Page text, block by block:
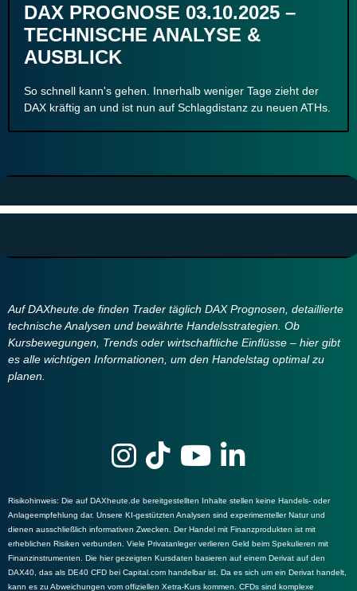
DAX PROGNOSE 03.10.2025 –
TECHNISCHE ANALYSE &
AUSBLICK
So schnell kann's gehen. Innerhalb weniger Tage zieht der
DAX kräftig an und ist nun auf Schlagdistanz zu neuen ATHs.
Auf DAXheute.de finden Trader täglich DAX Prognosen, detaillierte
technische Analysen und bewährte Handelsstrategien. Ob
Kursbewegungen, Trends oder wirtschaftliche Einflüsse – hier gibt
es alle wichtigen Informationen, um den Handelstag optimal zu
planen.
Risikohinweis: Die auf DAXheute.de bereitgestellten Inhalte stellen keine Handels- oder
Anlageempfehlung dar. Unsere KI-gestützten Analysen sind experimenteller Natur und
dienen ausschließlich informativen Zwecken. Der Handel mit Finanzprodukten ist mit
erheblichen Risiken verbunden. Viele Privatanleger verlieren Geld beim Spekulieren mit
Finanzinstrumenten. Die hier gezeigten Kursdaten basieren auf einem Derivat auf den
DAX40, das als DE40 CFD bei Capital.com handelbar ist. Da es sich um ein Derivat handelt,
kann es zu Abweichungen vom offiziellen Xetra-Kurs kommen. CFDs sind komplexe